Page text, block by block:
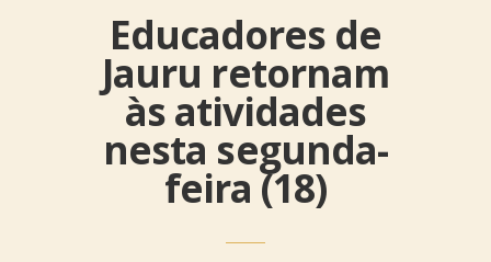
Educadores de
Jauru retornam
às atividades
nesta segunda-
feira (18)